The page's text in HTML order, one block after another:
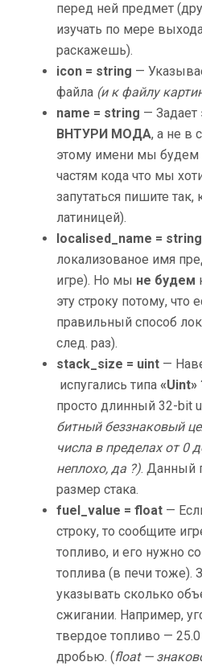
перед ней предмет
изучать по мере
раскажешь).
icon = string —
файла (и к файлу
name = string — Задает
ВНТУРИ МОДА, а не в
этому имени мы будем
частям кода что мы
запутаться пишите так,
латиницей).
localised_name = string
локализованое имя
игре). Но мы не будем
эту строку потому, что
правильный способ
след. раз).
stack_size = uint —
испугались типа «Uint»
просто длинный 32-bit
битный беззнаковый
числа в пределах от 0
неплохо, да ?). Данный
размер стака.
fuel_value = float —
строку, то сообщите
топливо, и его нужно
топлива (в печи тоже).
указывать сколько
сжигании. Например,
твердое топливо —
дробью. (float —